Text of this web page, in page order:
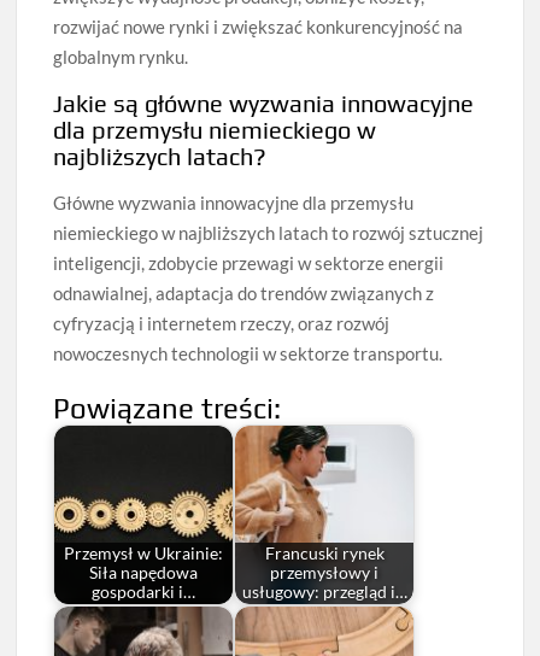
rozwijać nowe rynki i zwiększać konkurencyjność na
globalnym rynku.
Jakie są główne wyzwania innowacyjne
dla przemysłu niemieckiego w
najbliższych latach?
Główne wyzwania innowacyjne dla przemysłu
niemieckiego w najbliższych latach to rozwój sztucznej
inteligencji, zdobycie przewagi w sektorze energii
odnawialnej, adaptacja do trendów związanych z
cyfryzacją i internetem rzeczy, oraz rozwój
nowoczesnych technologii w sektorze transportu.
Powiązane treści:
Przemysł w Ukrainie:
Siła napędowa
gospodarki i…
Francuski rynek
przemysłowy i
usługowy: przegląd i…